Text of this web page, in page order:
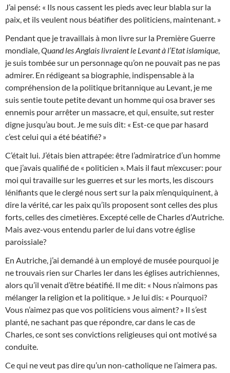
J’ai pensé: « Ils nous cassent les pieds avec leur blabla sur la
paix, et ils veulent nous béatifier des politiciens, maintenant. »
Pendant que je travaillais à mon livre sur la Première Guerre
mondiale, Quand les Anglais livraient le Levant à l’Etat islamique
je suis tombée sur un personnage qu’on ne pouvait pas ne pas
admirer. En rédigeant sa biographie, indispensable à la
compréhension de la politique britannique au Levant, je me
suis sentie toute petite devant un homme qui osa braver ses
ennemis pour arrêter un massacre, et qui, ensuite, sut rester
digne jusqu’au bout. Je me suis dit: « Est-ce que par hasard
c’est celui qui a été béatifié? »
C’était lui. J’étais bien attrapée: être l’admiratrice d’un homme
que j’avais qualifié de « politicien ». Mais il faut m’excuser: pour
moi qui travaille sur les guerres et sur les morts, les discours
lénifiants que le clergé nous sert sur la paix m’enquiquinent, à
dire la vérité, car les paix qu’ils proposent sont celles des plus
forts, celles des cimetières. Excepté celle de Charles d’Autriche.
Mais avez-vous entendu parler de lui dans votre église
paroissiale?
En Autriche, j’ai demandé à un employé de musée pourquoi je
ne trouvais rien sur Charles Ier dans les églises autrichiennes,
alors qu’il venait d’être béatifié. Il me dit: « Nous n’aimons pas
mélanger la religion et la politique. » Je lui dis: « Pourquoi?
Vous n’aimez pas que vos politiciens vous aiment? » Il s’est
planté, ne sachant pas que répondre, car dans le cas de
Charles, ce sont ses convictions religieuses qui ont motivé sa
conduite.
Ce qui ne veut pas dire qu’un non-catholique ne l’aimera pas.